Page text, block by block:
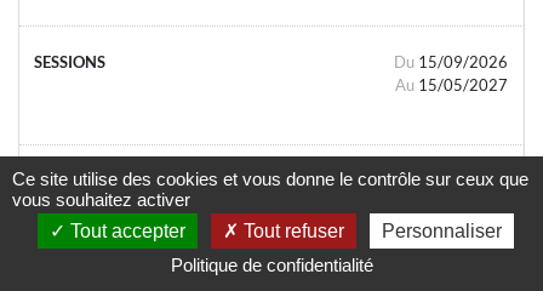
Du 15/09/2026
Au 15/05/2027
- Tout public
Ce site utilise des cookies et vous donne le contrôle sur ceux que
vous souhaitez activer
Tout accepter
Tout refuser
Personnaliser
Politique de confidentialité